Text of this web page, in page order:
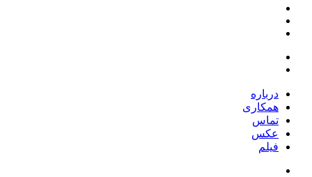
درباره
همکاری
تماس
عکس
فیلم